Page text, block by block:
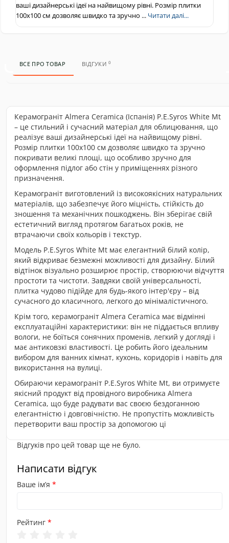
ваші дизайнерські ідеї на найвищому рівні. Розмір плитки
100x100 см дозволяє швидко та зручно ... Читати далі...
ВСЕ ПРО ТОВАР ВІДГУКИ0
Керамограніт Almera Ceramica (Іспанія) P.E.Syros White Mt
– це стильний і сучасний матеріал для облицювання, що
реалізує ваші дизайнерські ідеї на найвищому рівні.
Розмір плитки 100x100 см дозволяє швидко та зручно
покривати великі площі, що особливо зручно для
оформлення підлог або стін у приміщеннях різного
призначення.
Керамограніт виготовлений із високоякісних натуральних
матеріалів, що забезпечує його міцність, стійкість до
зношення та механічних пошкоджень. Він зберігає свій
естетичний вигляд протягом багатьох років, не
втрачаючи своїх кольорів і текстур.
Модель P.E.Syros White Mt має елегантний білий колір,
який відкриває безмежні можливості для дизайну. Білий
відтінок візуально розширює простір, створюючи відчуття
простоти та чистоти. Завдяки своїй універсальності,
плитка чудово підійде для будь-якого інтер'єру – від
сучасного до класичного, легкого до мінімалістичного.
Крім того, керамограніт Almera Ceramica має відмінні
експлуатаційні характеристики: він не піддається впливу
вологи, не боїться сонячних променів, легкий у догляді і
має антиковзкі властивості. Це робить його ідеальним
вибором для ванних кімнат, кухонь, коридорів і навіть для
використання на вулиці.
Обираючи керамограніт P.E.Syros White Mt, ви отримуєте
якісний продукт від провідного виробника Almera
Ceramica, що буде радувати вас своєю бездоганною
елегантністю і довговічністю. Не пропустіть можливість
перетворити ваш простір за допомогою ці
Відгуків про цей товар ще не було.
Написати відгук
Ваше ім’я
Рейтинг